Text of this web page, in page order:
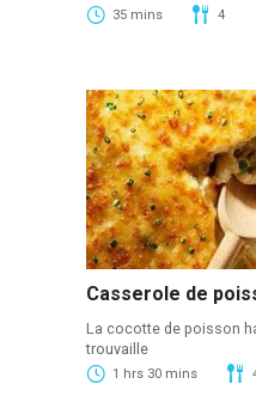
35 mins 4
Casserole de
La cocotte de poisson
trouvaille
1 hrs 30 mins